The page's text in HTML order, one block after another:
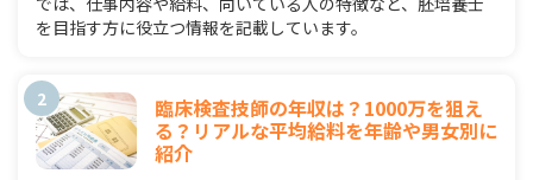
を目指す方に役立つ情報を記載しています。
臨床検査技師の年収は？1000万を狙え
る？リアルな平均給料を年齢や男女別に
紹介